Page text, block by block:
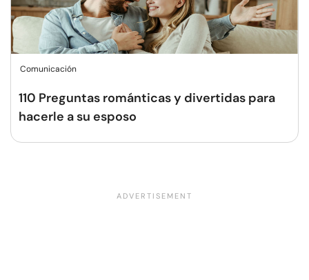
Comunicación
110 Preguntas románticas y divertidas para
hacerle a su esposo